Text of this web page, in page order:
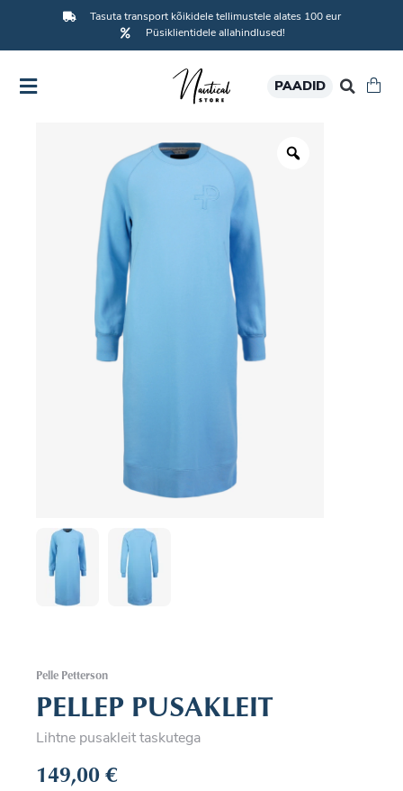
Tasuta transport kõikidele tellimustele alates 100 eur
Püsiklientidele allahindlused!
PAADID
Pelle Petterson
PELLEP PUSAKLEIT
Lihtne pusakleit taskutega
149,00€